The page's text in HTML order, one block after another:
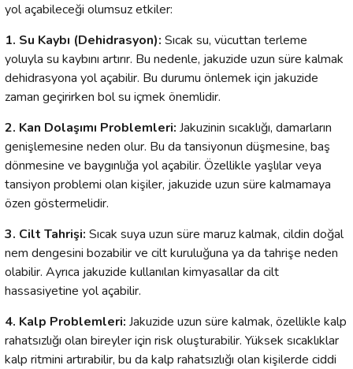
yol açabileceği olumsuz etkiler:
1. Su Kaybı (Dehidrasyon): Sıcak su, vücuttan terleme
yoluyla su kaybını artırır. Bu nedenle, jakuzide uzun süre kalmak
dehidrasyona yol açabilir. Bu durumu önlemek için jakuzide
zaman geçirirken bol su içmek önemlidir.
2. Kan Dolaşımı Problemleri: Jakuzinin sıcaklığı, damarların
genişlemesine neden olur. Bu da tansiyonun düşmesine, baş
dönmesine ve baygınlığa yol açabilir. Özellikle yaşlılar veya
tansiyon problemi olan kişiler, jakuzide uzun süre kalmamaya
özen göstermelidir.
3. Cilt Tahrişi: Sıcak suya uzun süre maruz kalmak, cildin doğal
nem dengesini bozabilir ve cilt kuruluğuna ya da tahrişe neden
olabilir. Ayrıca jakuzide kullanılan kimyasallar da cilt
hassasiyetine yol açabilir.
4. Kalp Problemleri: Jakuzide uzun süre kalmak, özellikle kalp
rahatsızlığı olan bireyler için risk oluşturabilir. Yüksek sıcaklıklar
kalp ritmini artırabilir, bu da kalp rahatsızlığı olan kişilerde ciddi